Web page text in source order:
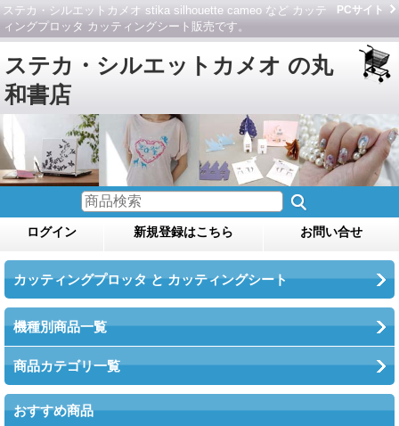
ステカ・シルエットカメオ stika silhouette cameo など カッテ
ィングプロッタ カッティングシート販売です。
PCサイト
ステカ・シルエットカメオ の丸
和書店
ログイン 新規登録はこちら お問い合せ
カッティングプロッタ と カッティングシート
機種別商品一覧
商品カテゴリ一覧
おすすめ商品